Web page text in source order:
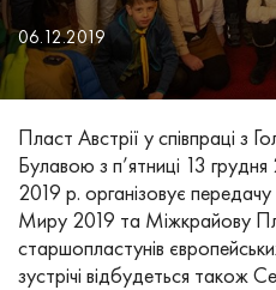
06.12.2019
Пласт Австрії у співпраці з
Булавою з п’ятниці 13
2019 р. організовує
Миру 2019 та Міжкрайову
старшопластунів
зустрічі відбудеться також